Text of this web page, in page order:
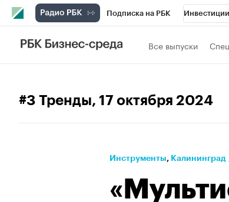
Подписка на РБК Инвестиции
РБК Вино
Кредитные рейтинги
Все выпуски
#3 Тренды, 17 октября 2024
Инструменты⁠, Калининград